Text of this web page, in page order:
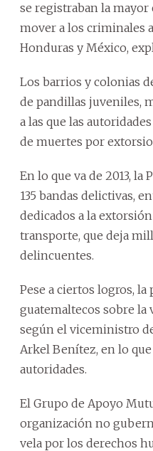
se registraban la
mover a los criminales
Honduras y México,
Los barrios y colonias
de pandillas juveniles,
a las que las
de muertes por
En lo que va de 2013, la
135 bandas delictivas,
dedicados a la
transporte, que deja
delincuentes.
Pese a ciertos logros,
guatemaltecos sobre la
según el viceministro
Arkel Benítez, en lo
autoridades.
El Grupo de Apoyo
organización no
vela por los derechos